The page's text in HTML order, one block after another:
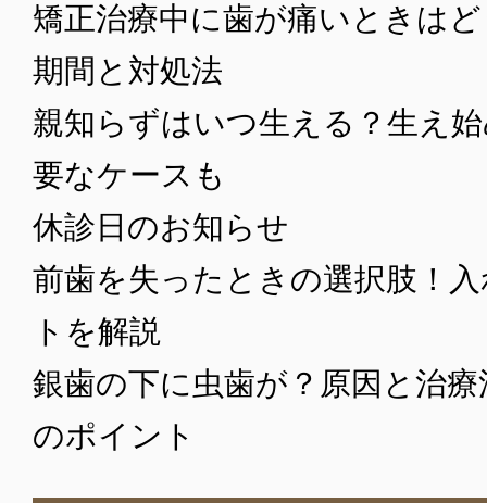
矯正治療中に歯が痛いときは
期間と対処法
親知らずはいつ生える？生え
要なケースも
休診日のお知らせ
前歯を失ったときの選択肢！
トを解説
銀歯の下に虫歯が？原因と治
のポイント